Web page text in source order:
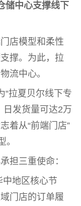
储中心支撑线下
店模型和柔性
撑。为此，拉
流中心。
“拉夏贝尔线下专
日发货量可达2万
着从“前端门店”
。
担三重使命：
地区核心节
门店的订单履